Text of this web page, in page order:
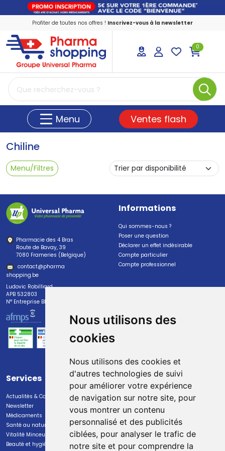
Nous utilisons des
cookies
Nous utilisons des cookies et
d'autres technologies de suivi
pour améliorer votre expérience
de navigation sur notre site, pour
vous montrer un contenu
personnalisé et des publicités
ciblées, pour analyser le trafic de
notre site et pour comprendre la
Profiter de toutes nos offres ! Inscrivez-vous à la newsletter
PharmaShopping Votre pharmacie en
0
Menu Ventes flash
Chiline
Menu/Filtres
Pharmacie des 4 Bras
Route de Bavay, 39
7080 Frameries (Belgique)
contact@pharma
shopping.be
Ludovic Robilliard
APB 532803
N° Entreprise BE0447.382.113
Informations
Qui sommes-nous ?
Poser une question
Déclarer un effet indésirable
Compte particulier
Compte professionnel
Services
Actualités & Conseils
Newsletter
Médicaments
Santé au naturel
Vitalité Minceur Nutrition
Beauté et hygiène
Paiement
Paiement sécurisé